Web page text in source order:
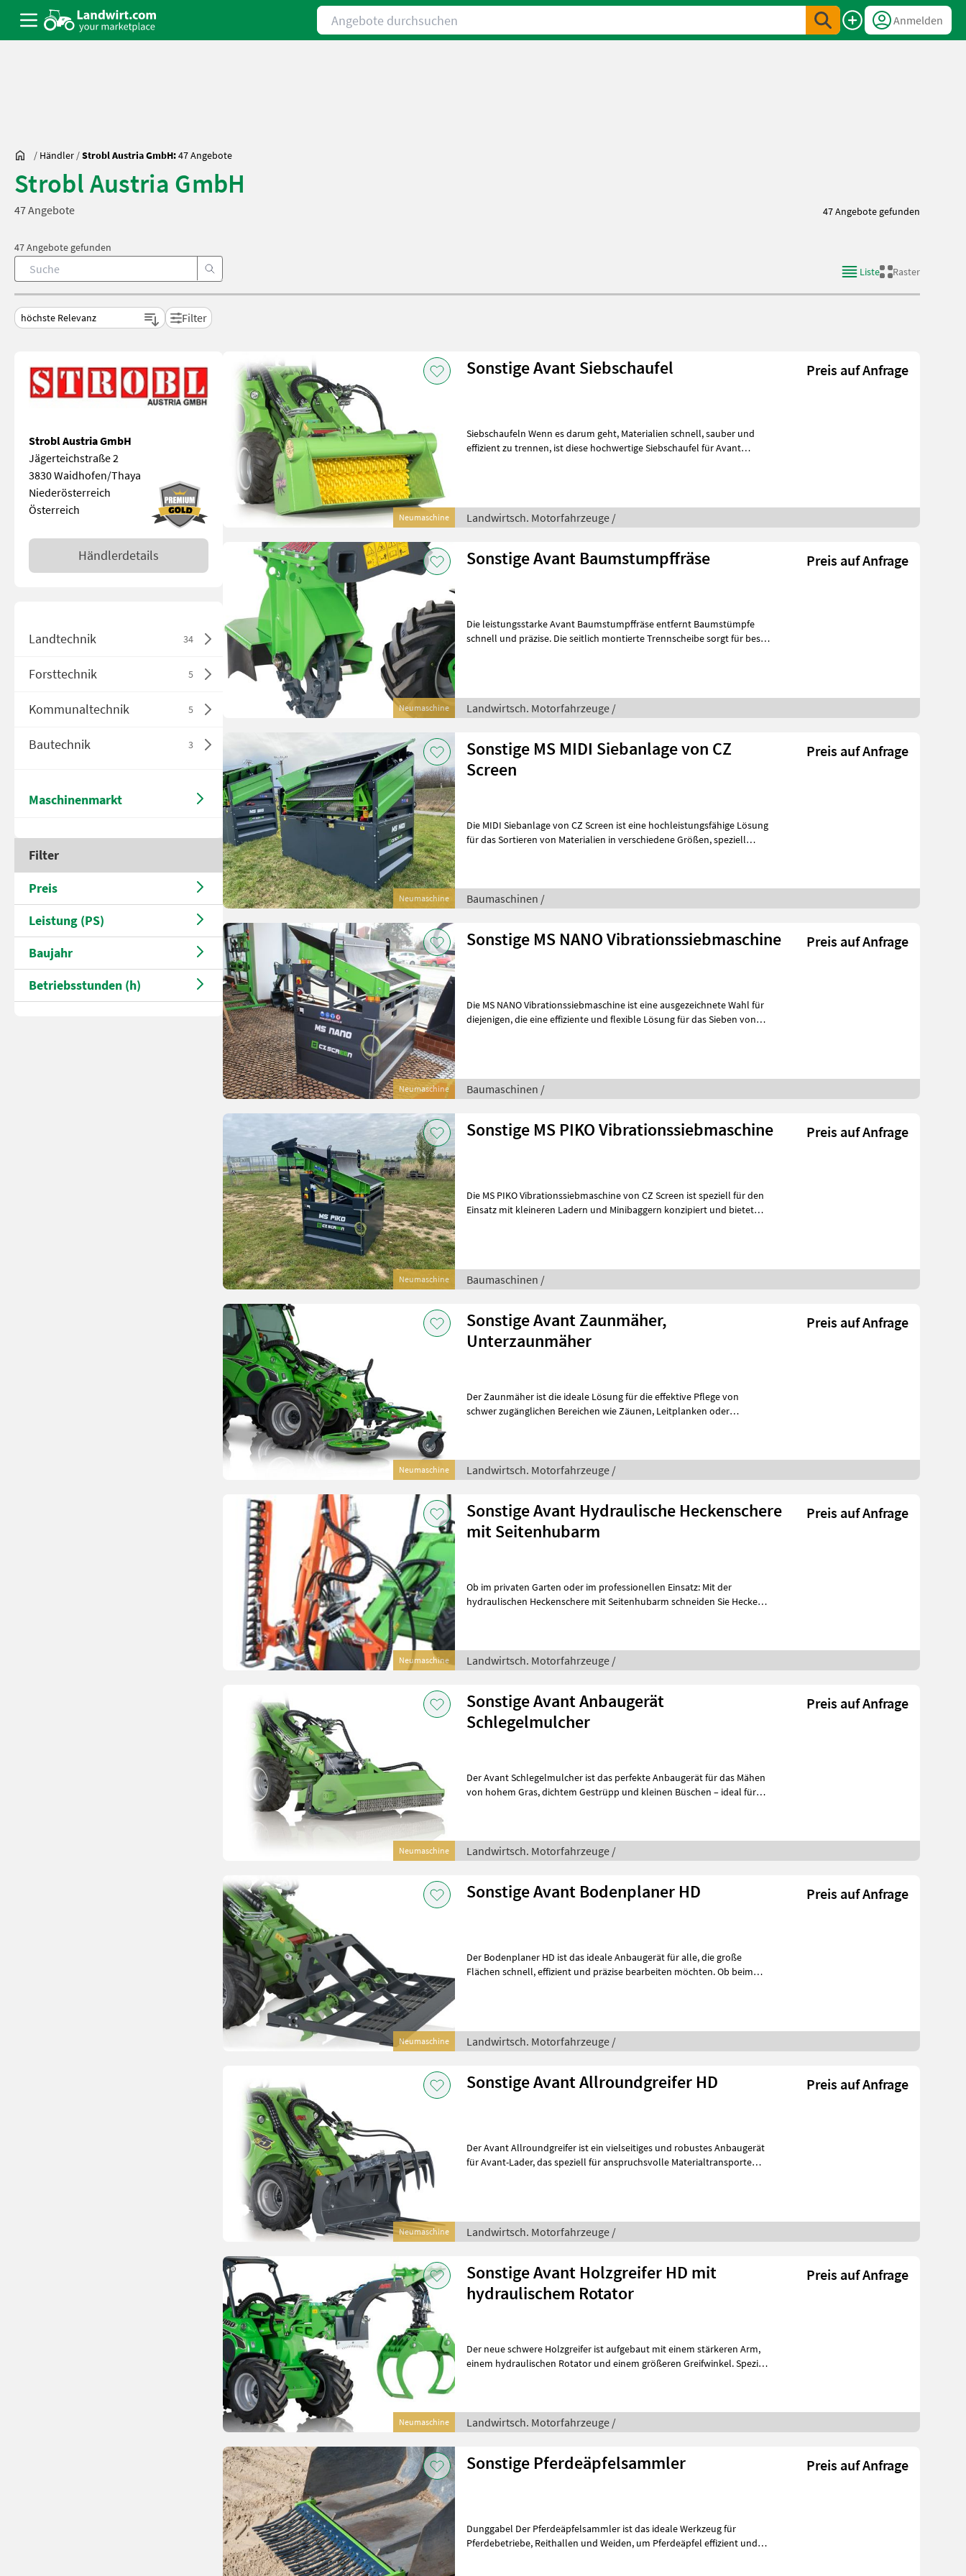
Angebote durchsuchen
Anmelden
/ Händler /Strobl Austria GmbH:47 Angebote
Strobl Austria GmbH
47 Angebote 47 Angebote gefunden
47 Angebote gefunden
Liste
Raster
Filter
Strobl Austria GmbH
Jägerteichstraße 2
3830 Waidhofen/Thaya
Niederösterreich
Österreich
Händlerdetails
Landtechnik 34
Forsttechnik 5
Kommunaltechnik 5
Bautechnik 3
Maschinenmarkt
Filter
Preis
Leistung (PS)
Baujahr
Betriebsstunden (h)
Neumaschine
Sonstige Avant Siebschaufel Preis auf Anfrage
Siebschaufeln Wenn es darum geht, Materialien schnell, sauber und
effizient zu trennen, ist diese hochwertige Siebschaufel für Avant
Landwirtsch. Motorfahrzeuge /
Neumaschine
Sonstige Avant Baumstumpffräse Preis auf Anfrage
Die leistungsstarke Avant Baumstumpffräse entfernt Baumstümpfe
schnell und präzise. Die seitlich montierte Trennscheibe sorgt für beste
Landwirtsch. Motorfahrzeuge /
Neumaschine
Sonstige MS MIDI Siebanlage von CZ
Screen
Preis auf Anfrage
Die MIDI Siebanlage von CZ Screen ist eine hochleistungsfähige Lösung
für das Sortieren von Materialien in verschiedene Größen, speziell
Baumaschinen /
Neumaschine
Sonstige MS NANO Vibrationssiebmaschine Preis auf Anfrage
Die MS NANO Vibrationssiebmaschine ist eine ausgezeichnete Wahl für
diejenigen, die eine effiziente und flexible Lösung für das Sieben von
Baumaschinen /
Neumaschine
Sonstige MS PIKO Vibrationssiebmaschine Preis auf Anfrage
Die MS PIKO Vibrationssiebmaschine von CZ Screen ist speziell für den
Einsatz mit kleineren Ladern und Minibaggern konzipiert und bietet
Baumaschinen /
Neumaschine
Sonstige Avant Zaunmäher,
Unterzaunmäher
Preis auf Anfrage
Der Zaunmäher ist die ideale Lösung für die effektive Pflege von
schwer zugänglichen Bereichen wie Zäunen, Leitplanken oder
Landwirtsch. Motorfahrzeuge /
Neumaschine
Sonstige Avant Hydraulische Heckenschere
mit Seitenhubarm
Preis auf Anfrage
Ob im privaten Garten oder im professionellen Einsatz: Mit der
hydraulischen Heckenschere mit Seitenhubarm schneiden Sie Hecken
Landwirtsch. Motorfahrzeuge /
Neumaschine
Sonstige Avant Anbaugerät
Schlegelmulcher
Preis auf Anfrage
Der Avant Schlegelmulcher ist das perfekte Anbaugerät für das Mähen
von hohem Gras, dichtem Gestrüpp und kleinen Büschen – ideal für
Landwirtsch. Motorfahrzeuge /
Neumaschine
Sonstige Avant Bodenplaner HD Preis auf Anfrage
Der Bodenplaner HD ist das ideale Anbaugerät für alle, die große
Flächen schnell, effizient und präzise bearbeiten möchten. Ob beim
Landwirtsch. Motorfahrzeuge /
Neumaschine
Sonstige Avant Allroundgreifer HD Preis auf Anfrage
Der Avant Allroundgreifer ist ein vielseitiges und robustes Anbaugerät
für Avant-Lader, das speziell für anspruchsvolle Materialtransporte
Landwirtsch. Motorfahrzeuge /
Neumaschine
Sonstige Avant Holzgreifer HD mit
hydraulischem Rotator
Preis auf Anfrage
Der neue schwere Holzgreifer ist aufgebaut mit einem stärkeren Arm,
einem hydraulischen Rotator und einem größeren Greifwinkel. Speziell
Landwirtsch. Motorfahrzeuge /
Sonstige Pferdeäpfelsammler Preis auf Anfrage
Dunggabel Der Pferdeäpfelsammler ist das ideale Werkzeug für
Pferdebetriebe, Reithallen und Weiden, um Pferdeäpfel effizient und